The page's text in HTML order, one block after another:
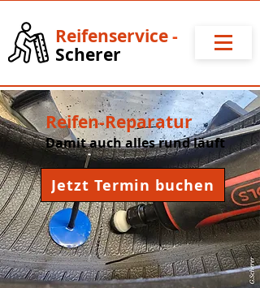
Reifenservice-
Scherer
Reifen-Reparatur
Damit auch alles rund läuft
Jetzt Termin buchen